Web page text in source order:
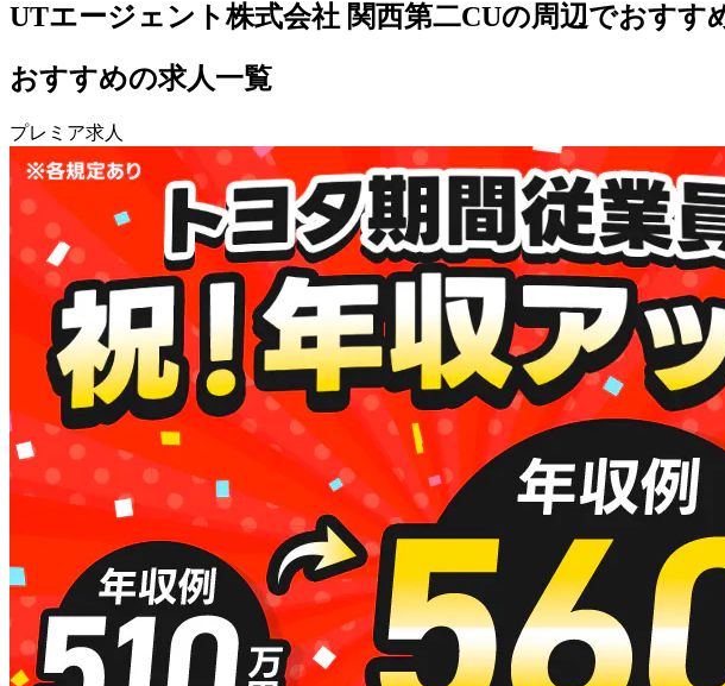
UTエージェント株式会社 関西第二CUの周辺でおすす
おすすめの求人一覧
プレミア求人